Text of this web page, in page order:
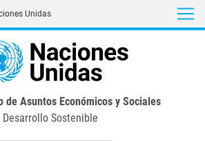
content
Unidas
de Asuntos Económicos y Sociales
Desarrollo Sostenible